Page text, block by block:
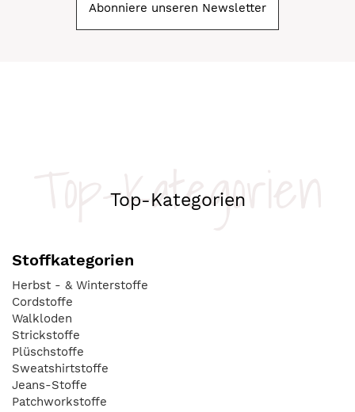
Abonniere unseren Newsletter
Top-Kategorien
Top-Kategorien
Stoffkategorien
Herbst - & Winterstoffe
Cordstoffe
Walkloden
Strickstoffe
Plüschstoffe
Sweatshirtstoffe
Jeans-Stoffe
Patchworkstoffe